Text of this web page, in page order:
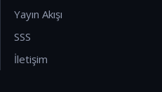
Yayın Akışı
SSS
İletişim